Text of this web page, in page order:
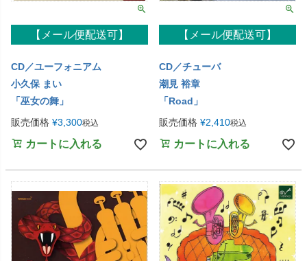
【メール便配送可】
CD／ユーフォニアム
小久保 まい
「巫女の舞」
販売価格 ¥3,300税込
カートに入れる
【メール便配送可】
CD／チューバ
潮見 裕章
「Road」
販売価格 ¥2,410税込
カートに入れる